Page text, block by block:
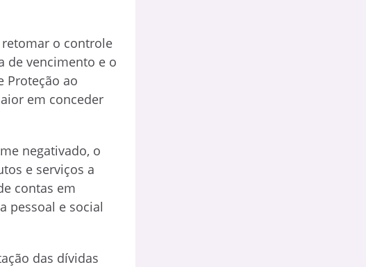
o controle
de vencimento e o
Proteção ao
em conceder
negativado, o
e serviços a
contas em
pessoal e social
das dívidas